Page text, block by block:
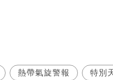
熱帶氣旋警報 特別